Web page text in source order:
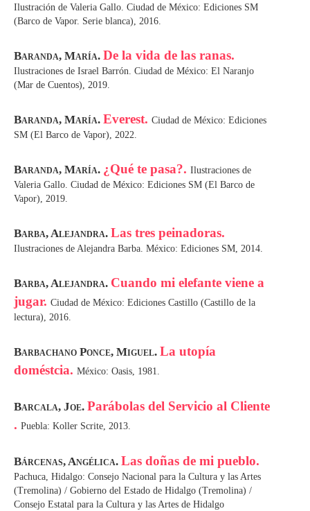
Ilustración de Valeria Gallo. Ciudad de México: Ediciones SM
(Barco de Vapor. Serie blanca), 2016.
Baranda, María. De la vida de las ranas.
Ilustraciones de Israel Barrón. Ciudad de México: El Naranjo
(Mar de Cuentos), 2019.
Baranda, María. Everest. Ciudad de México: Ediciones
SM (El Barco de Vapor), 2022.
Baranda, María. ¿Qué te pasa?. Ilustraciones de
Valeria Gallo. Ciudad de México: Ediciones SM (El Barco de
Vapor), 2019.
Barba, Alejandra. Las tres peinadoras.
Ilustraciones de Alejandra Barba. México: Ediciones SM, 2014.
Barba, Alejandra. Cuando mi elefante viene a
jugar. Ciudad de México: Ediciones Castillo (Castillo de la
lectura), 2016.
Barbachano Ponce, Miguel. La utopía
doméstcia. México: Oasis, 1981.
Barcala, Joe. Parábolas del Servicio al Cliente
. Puebla: Koller Scrite, 2013.
Bárcenas, Angélica. Las doñas de mi pueblo.
Pachuca, Hidalgo: Consejo Nacional para la Cultura y las Artes
(Tremolina) / Gobierno del Estado de Hidalgo (Tremolina) /
Consejo Estatal para la Cultura y las Artes de Hidalgo